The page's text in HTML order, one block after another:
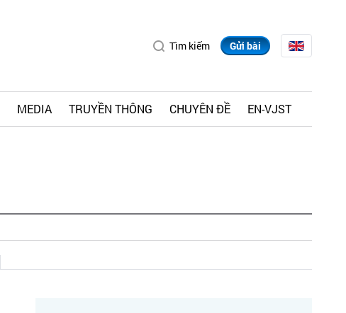
Tìm kiếm Gửi bài
MEDIA TRUYỀN THÔNG CHUYÊN ĐỀ EN-VJST